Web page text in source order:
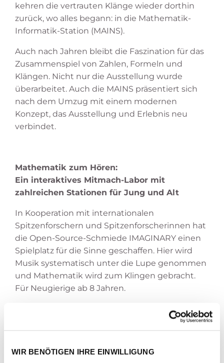
WIR BENÖTIGEN IHRE EINWILLIGUNG
kehren die vertrauten Klänge wieder dorthin
zurück, wo alles begann: in die Mathematik-
Informatik-Station (MAINS).
Auch nach Jahren bleibt die Faszination für das
Zusammenspiel von Zahlen, Formeln und
Klängen. Nicht nur die Ausstellung wurde
überarbeitet. Auch die MAINS präsentiert sich
nach dem Umzug mit einem modernen
Konzept, das Ausstellung und Erlebnis neu
verbindet.
Mathematik zum Hören:
Ein interaktives Mitmach-Labor mit
zahlreichen Stationen für Jung und Alt
In Kooperation mit internationalen
Spitzenforschern und Spitzenforscherinnen hat
die Open-Source-Schmiede IMAGINARY einen
Spielplatz für die Sinne geschaffen. Hier wird
Musik systematisch unter die Lupe genommen
und Mathematik wird zum Klingen gebracht.
Für Neugierige ab 8 Jahren.
Verstehen Sie die
klingen manche Intervalle harmonisch und